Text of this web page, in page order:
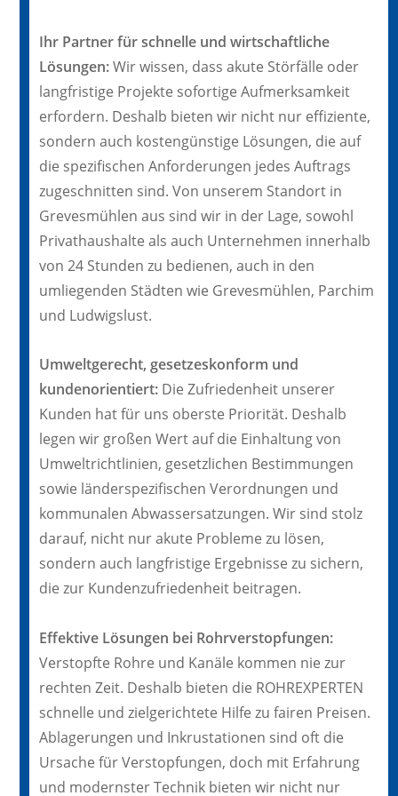
Ihr Partner für schnelle und wirtschaftliche
Lösungen:Wir wissen, dass akute Störfälle oder
langfristige Projekte sofortige Aufmerksamkeit
erfordern. Deshalb bieten wir nicht nur effiziente,
sondern auch kostengünstige Lösungen, die auf
die spezifischen Anforderungen jedes Auftrags
zugeschnitten sind. Von unserem Standort in
Grevesmühlen aus sind wir in der Lage, sowohl
Privathaushalte als auch Unternehmen innerhalb
von 24 Stunden zu bedienen, auch in den
umliegenden Städten wie Grevesmühlen, Parchim
und Ludwigslust.
Umweltgerecht, gesetzeskonform und
kundenorientiert: Die Zufriedenheit unserer
Kunden hat für uns oberste Priorität. Deshalb
legen wir großen Wert auf die Einhaltung von
Umweltrichtlinien, gesetzlichen Bestimmungen
sowie länderspezifischen Verordnungen und
kommunalen Abwassersatzungen. Wir sind stolz
darauf, nicht nur akute Probleme zu lösen,
sondern auch langfristige Ergebnisse zu sichern,
die zur Kundenzufriedenheit beitragen.
Effektive Lösungen bei Rohrverstopfungen:
Verstopfte Rohre und Kanäle kommen nie zur
rechten Zeit. Deshalb bieten die ROHREXPERTEN
schnelle und zielgerichtete Hilfe zu fairen Preisen.
Ablagerungen und Inkrustationen sind oft die
Ursache für Verstopfungen, doch mit Erfahrung
und modernster Technik bieten wir nicht nur